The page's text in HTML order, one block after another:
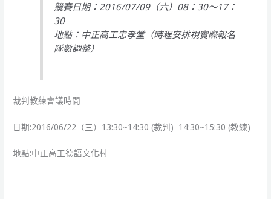
競賽日期：2016/07/09（六）08：30～17：
30
地點：中正高工忠孝堂（時程安排視實際報名
隊數調整）
裁判教練會議時間
日期:2016/06/22（三）13:30~14:30 (裁判) 14:30~15:30 (教練)
地點:中正高工德語文化村